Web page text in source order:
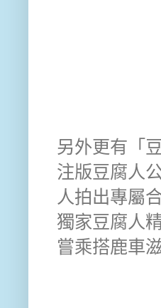
另外更有「
注版豆腐人
人拍出專屬
獨家豆腐人
嘗乘搭鹿車